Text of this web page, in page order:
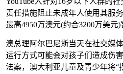
责任措施阻止未成年人使用其服
最高4950万澳元(约合3200万美元)
澳总理阿尔巴尼斯当天在社交媒
运行方式可能会对孩子们造成伤
法案，澳大利亚儿童及青少年将“